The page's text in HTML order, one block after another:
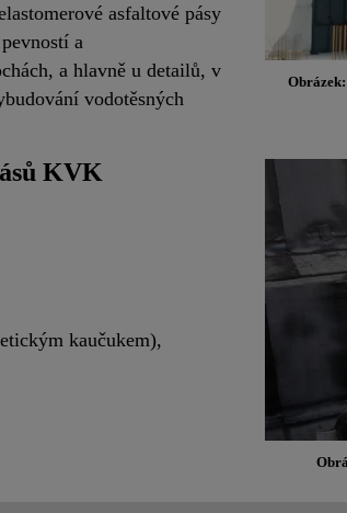
Obrázek:
asfaltové pásy
a
a hlavně u detailů, v
vodotěsných
KVK
kaučukem),